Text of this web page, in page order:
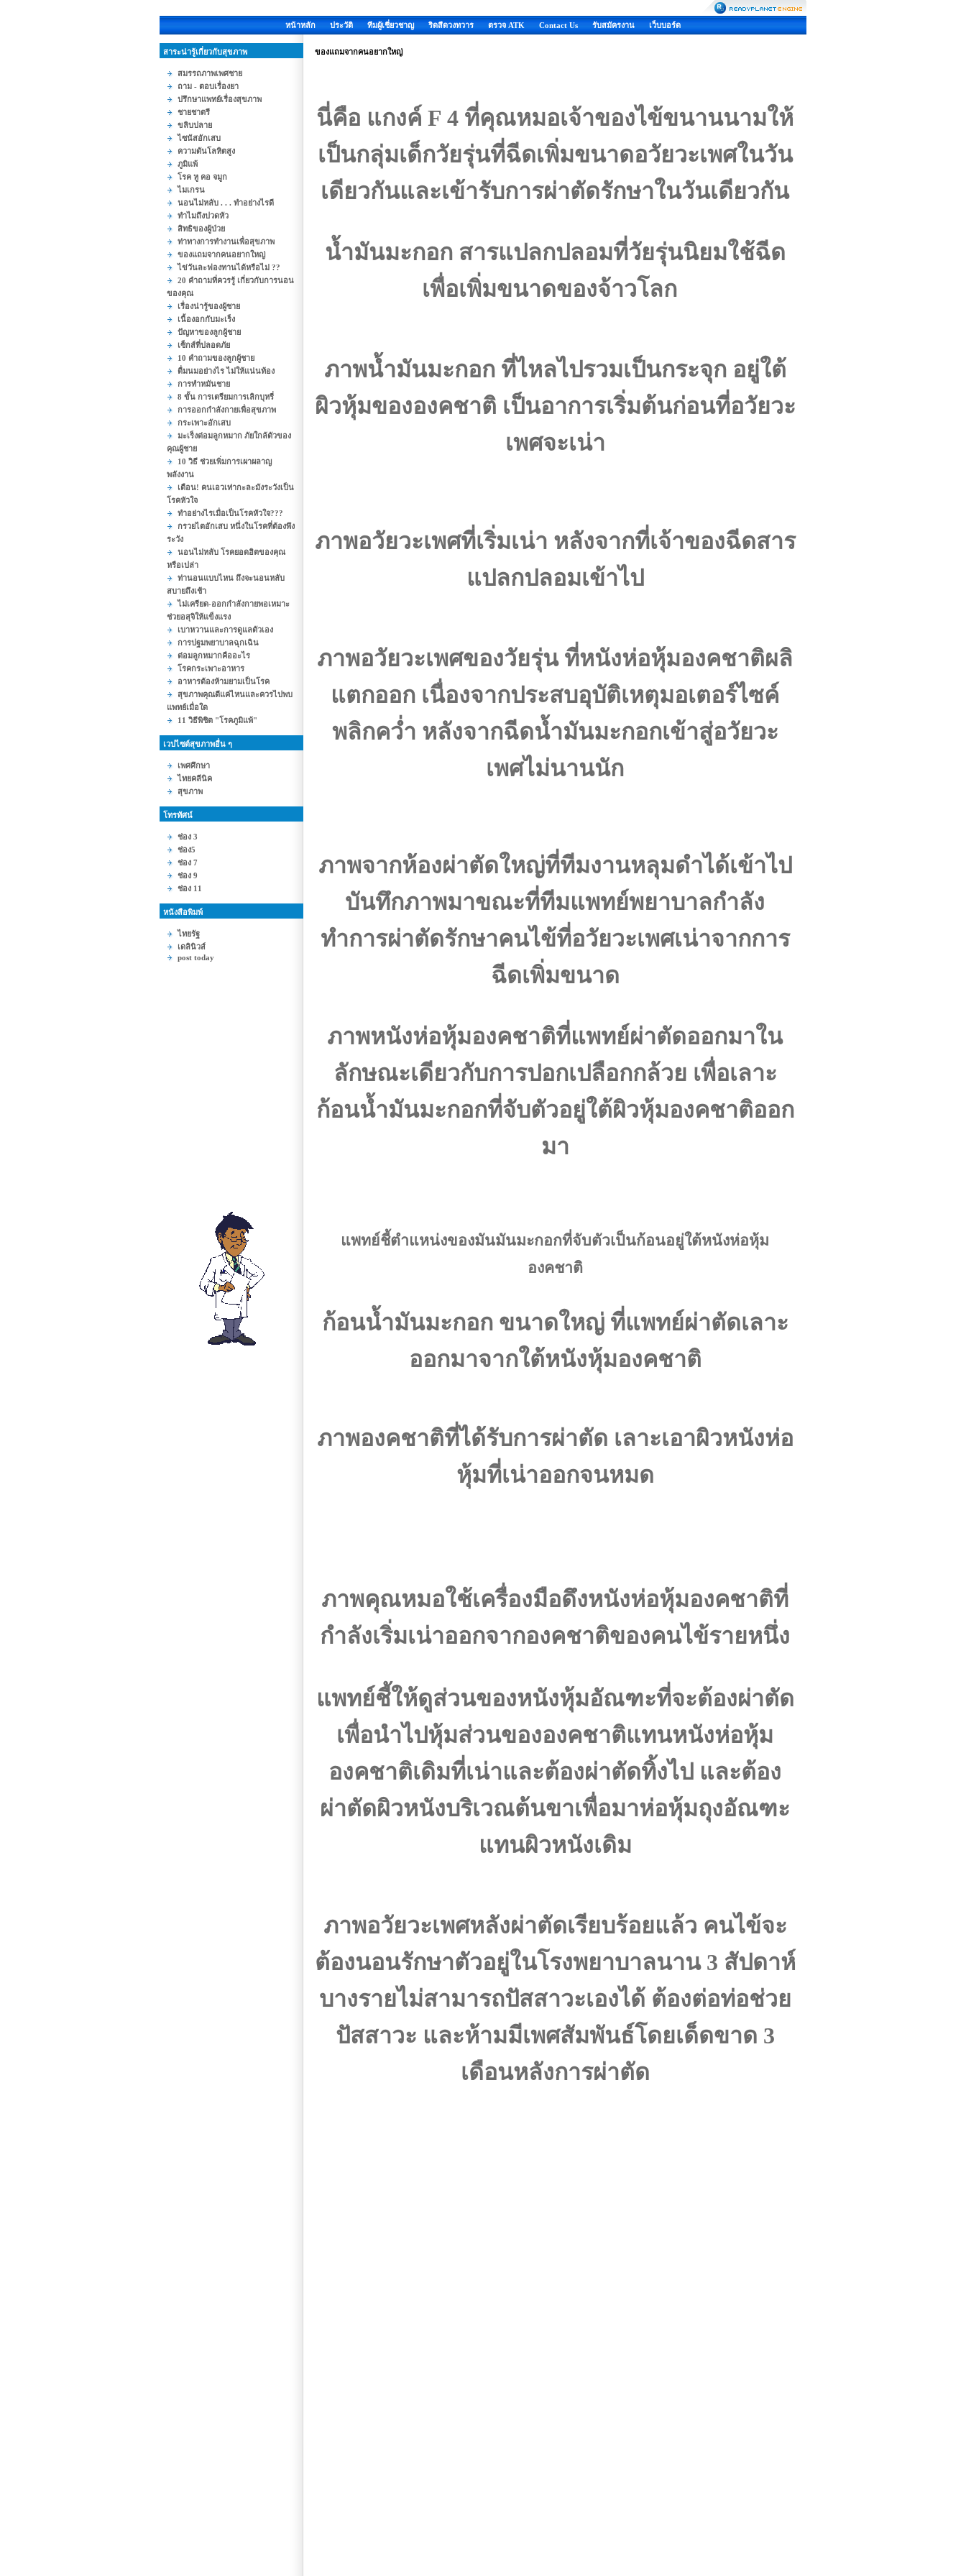
หน้าหลัก ประวัติ ทีมผู้เชี่ยวชาญ ริดสีดวงทวาร ตรวจ ATK Contact Us รับสมัครงาน เว็บบอร์ด
สาระน่ารู้เกี่ยวกับสุขภาพ
สมรรถภาพเพศชาย
ถาม - ตอบเรื่องยา
ปรึกษาแพทย์เรื่องสุขภาพ
ชายชาตรี
ขลิบปลาย
ไซนัสอักเสบ
ความดันโลหิตสูง
ภูมิแพ้
โรค หู คอ จมูก
ไมเกรน
นอนไม่หลับ . . . ทำอย่างไรดี
ทำไมถึงปวดหัว
สิทธิของผู้ป่วย
ท่าทางการทำงานเพื่อสุขภาพ
ของแถมจากคนอยากใหญ่
ไข่วันละฟองทานได้หรือไม่ ??
20 คำถามที่ควรรู้ เกี่ยวกับการนอน
ของคุณ
เรื่องน่ารู้ของผู้ชาย
เนื้องอกกับมะเร็ง
ปัญหาของลูกผู้ชาย
เซ็กส์ที่ปลอดภัย
10 คำถามของลูกผู้ชาย
ดื่มนมอย่างไร ไม่ให้แน่นท้อง
การทำหมันชาย
8 ขั้น การเตรียมการเลิกบุหรี่
การออกกำลังกายเพื่อสุขภาพ
กระเพาะอักเสบ
มะเร็งต่อมลูกหมาก ภัยใกล้ตัวของ
คุณผู้ชาย
10 วิธี ช่วยเพิ่มการเผาผลาญ
พลังงาน
เตือน! คนเอวเท่ากะละมังระวังเป็น
โรคหัวใจ
ทำอย่างไรเมื่อเป็นโรคหัวใจ???
กรวยไตอักเสบ หนึ่งในโรคที่ต้องพึง
ระวัง
นอนไม่หลับ โรคยอดฮิตของคุณ
หรือเปล่า
ท่านอนแบบไหน ถึงจะนอนหลับ
สบายถึงเช้า
ไม่เครียด-ออกกำลังกายพอเหมาะ
ช่วยอสุจิให้แข็งแรง
เบาหวานและการดูแลตัวเอง
การปฐมพยาบาลฉุกเฉิน
ต่อมลูกหมากคืออะไร
โรคกระเพาะอาหาร
อาหารต้องห้ามยามเป็นโรค
สุขภาพคุณดีแค่ไหนและควรไปพบ
แพทย์เมื่อใด
11 วิธีพิชิต "โรคภูมิแพ้"
เวปไซต์สุขภาพอื่น ๆ
เพศศึกษา
ไทยคลีนิค
สุขภาพ
โทรทัศน์
ช่อง 3
ช่อง5
ช่อง 7
ช่อง 9
ช่อง 11
หนังสือพิมพ์
ไทยรัฐ
เดลินิวส์
post today
ของแถมจากคนอยากใหญ่
นี่คือ แกงค์F 4 ที่คุณหมอเจ้าของไข้ขนานนามให้
เป็นกลุ่มเด็กวัยรุ่นที่ฉีดเพิ่มขนาดอวัยวะเพศในวัน
เดียวกันและเข้ารับการผ่าตัดรักษาในวันเดียวกัน
น้ำมันมะกอก สารแปลกปลอมที่วัยรุ่นนิยมใช้ฉีด
เพื่อเพิ่มขนาดของจ้าวโลก
ภาพน้ำมันมะกอก ที่ไหลไปรวมเป็นกระจุก อยู่ใต้
ผิวหุ้มขององคชาติ เป็นอาการเริ่มต้นก่อนที่อวัยวะ
เพศจะเน่า
ภาพอวัยวะเพศที่เริ่มเน่า หลังจากที่เจ้าของฉีดสาร
แปลกปลอมเข้าไป
ภาพอวัยวะเพศของวัยรุ่น ที่หนังห่อหุ้มองคชาติผลิ
แตกออก เนื่องจากประสบอุบัติเหตุมอเตอร์ไซค์
พลิกคว่ำ หลังจากฉีดน้ำมันมะกอกเข้าสู่อวัยวะ
เพศไม่นานนัก
ภาพจากห้องผ่าตัดใหญ่ที่ทีมงานหลุมดำได้เข้าไป
บันทึกภาพมาขณะที่ทีมแพทย์พยาบาลกำลัง
ทำการผ่าตัดรักษาคนไข้ที่อวัยวะเพศเน่าจากการ
ฉีดเพิ่มขนาด
ภาพหนังห่อหุ้มองคชาติที่แพทย์ผ่าตัดออกมาใน
ลักษณะเดียวกับการปอกเปลือกกล้วย เพื่อเลาะ
ก้อนน้ำมันมะกอกที่จับตัวอยู่ใต้ผิวหุ้มองคชาติออก
มา
แพทย์ชี้ตำแหน่งของมันมันมะกอกที่จับตัวเป็นก้อนอยู่ใต้หนังห่อหุ้ม
องคชาติ
ก้อนน้ำมันมะกอก ขนาดใหญ่ ที่แพทย์ผ่าตัดเลาะ
ออกมาจากใต้หนังหุ้มองคชาติ
ภาพองคชาติที่ได้รับการผ่าตัด เลาะเอาผิวหนังห่อ
หุ้มที่เน่าออกจนหมด
ภาพคุณหมอใช้เครื่องมือดึงหนังห่อหุ้มองคชาติที่
กำลังเริ่มเน่าออกจากองคชาติของคนไข้รายหนึ่ง
แพทย์ชี้ให้ดูส่วนของหนังหุ้มอัณฑะที่จะต้องผ่าตัด
เพื่อนำไปหุ้มส่วนขององคชาติแทนหนังห่อหุ้ม
องคชาติเดิมที่เน่าและต้องผ่าตัดทิ้งไป และต้อง
ผ่าตัดผิวหนังบริเวณต้นขาเพื่อมาห่อหุ้มถุงอัณฑะ
แทนผิวหนังเดิม
ภาพอวัยวะเพศหลังผ่าตัดเรียบร้อยแล้ว คนไข้จะ
ต้องนอนรักษาตัวอยู่ในโรงพยาบาลนาน 3 สัปดาห์
บางรายไม่สามารถปัสสาวะเองได้ ต้องต่อท่อช่วย
ปัสสาวะ และห้ามมีเพศสัมพันธ์โดยเด็ดขาด 3
เดือนหลังการผ่าตัด